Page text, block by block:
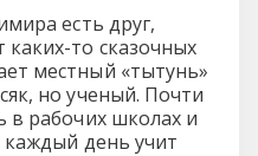
есть друг,
то сказочных
местный «тытунь»
но ученый. Почти
в рабочих школах и
каждый день учит